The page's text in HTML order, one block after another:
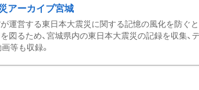
アーカイブ宮城
運営する東日本大震災に関する記憶の風化を防ぐ
図るため、宮城県内の東日本大震災の記録を収集、
等も収録。